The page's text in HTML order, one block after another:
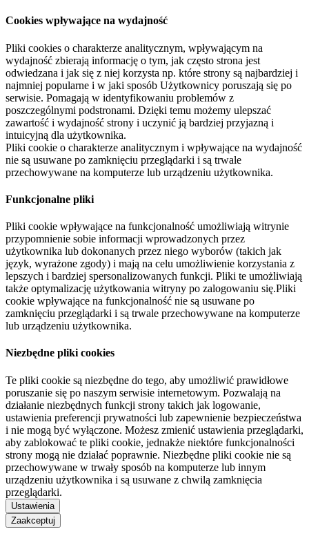
Cookies wpływające na wydajność
Pliki cookies o charakterze analitycznym, wpływającym na
wydajność zbierają informację o tym, jak często strona jest
odwiedzana i jak się z niej korzysta np. które strony są najbardziej i
najmniej popularne i w jaki sposób Użytkownicy poruszają się po
serwisie. Pomagają w identyfikowaniu problemów z
poszczególnymi podstronami. Dzięki temu możemy ulepszać
zawartość i wydajność strony i uczynić ją bardziej przyjazną i
intuicyjną dla użytkownika.
Pliki cookie o charakterze analitycznym i wpływające na wydajność
nie są usuwane po zamknięciu przeglądarki i są trwale
przechowywane na komputerze lub urządzeniu użytkownika.
Funkcjonalne pliki
Pliki cookie wpływające na funkcjonalność umożliwiają witrynie
przypomnienie sobie informacji wprowadzonych przez
użytkownika lub dokonanych przez niego wyborów (takich jak
język, wyrażone zgody) i mają na celu umożliwienie korzystania z
lepszych i bardziej spersonalizowanych funkcji. Pliki te umożliwiają
także optymalizację użytkowania witryny po zalogowaniu się.Pliki
cookie wpływające na funkcjonalność nie są usuwane po
zamknięciu przeglądarki i są trwale przechowywane na komputerze
lub urządzeniu użytkownika.
Niezbędne pliki cookies
Te pliki cookie są niezbędne do tego, aby umożliwić prawidłowe
poruszanie się po naszym serwisie internetowym. Pozwalają na
działanie niezbędnych funkcji strony takich jak logowanie,
ustawienia preferencji prywatności lub zapewnienie bezpieczeństwa
i nie mogą być wyłączone. Możesz zmienić ustawienia przeglądarki,
aby zablokować te pliki cookie, jednakże niektóre funkcjonalności
strony mogą nie działać poprawnie. Niezbędne pliki cookie nie są
przechowywane w trwały sposób na komputerze lub innym
urządzeniu użytkownika i są usuwane z chwilą zamknięcia
przeglądarki.
Ustawienia
Zaakceptuj